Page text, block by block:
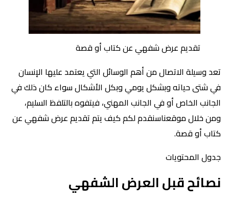
تقديم عرض شفهي عن كتاب أو قصة
تعد وسيلة الاتصال من أهم الوسائل التي يعتمد عليها الإنسان
في شتى حياته وبشكل يومي وبكل الأشكال سواء كان ذلك في
الجانب الخاص أو في الجانب المهني، فيتفوه بالتلفظ السليم،
ومن خلال موقعناسنقدم لكم كيف يتم تقديم عرض شفهي عن
كتاب أو قصة.
جدول المحتويات
نصائح قبل العرض الشفهي